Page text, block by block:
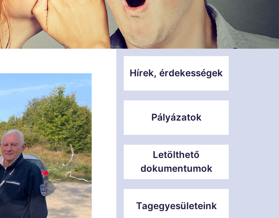
Hírek, érdekességek
Pályázatok
Letölthető
dokumentumok
Tagegyesületeink